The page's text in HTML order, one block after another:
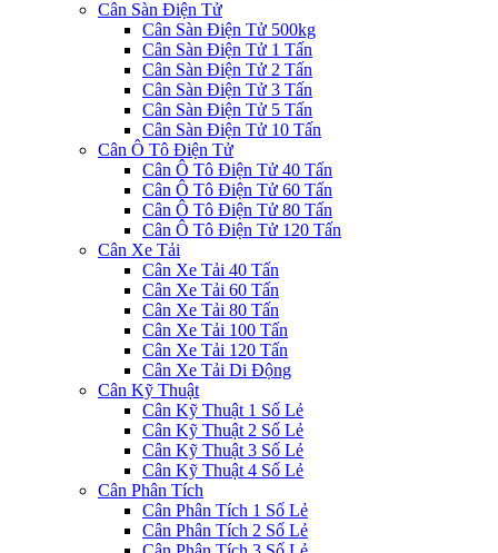
Cân Sàn Điện Tử
Cân Sàn Điện Tử 500kg
Cân Sàn Điện Tử 1 Tấn
Cân Sàn Điện Tử 2 Tấn
Cân Sàn Điện Tử 3 Tấn
Cân Sàn Điện Tử 5 Tấn
Cân Sàn Điện Tử 10 Tấn
Cân Ô Tô Điện Tử
Cân Ô Tô Điện Tử 40 Tấn
Cân Ô Tô Điện Tử 60 Tấn
Cân Ô Tô Điện Tử 80 Tấn
Cân Ô Tô Điện Tử 120 Tấn
Cân Xe Tải
Cân Xe Tải 40 Tấn
Cân Xe Tải 60 Tấn
Cân Xe Tải 80 Tấn
Cân Xe Tải 100 Tấn
Cân Xe Tải 120 Tấn
Cân Xe Tải Di Động
Cân Kỹ Thuật
Cân Kỹ Thuật 1 Số Lẻ
Cân Kỹ Thuật 2 Số Lẻ
Cân Kỹ Thuật 3 Số Lẻ
Cân Kỹ Thuật 4 Số Lẻ
Cân Phân Tích
Cân Phân Tích 1 Số Lẻ
Cân Phân Tích 2 Số Lẻ